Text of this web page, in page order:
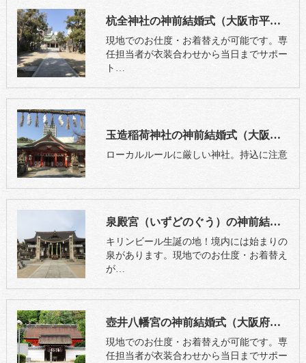
杭全神社の神前結婚式（大阪市平野区）
現地でのお仕度・お着替えが可能です。専
任担当者が衣装合わせから当日までサポー
ト…
玉造稲荷神社の神前結婚式（大阪市中央区）
ローカルルールに厳しい神社。持込に注意
泉殿宮（いずどのぐう）の神前結婚式（大阪府吹田市）
キリンビール生誕の地！境内には始まりの
泉があります。現地でのお仕度・お着替え
が…
壺井八幡宮の神前結婚式（大阪府羽曳野市）
現地でのお仕度・お着替えが可能です。専
任担当者が衣装合わせから当日までサポー